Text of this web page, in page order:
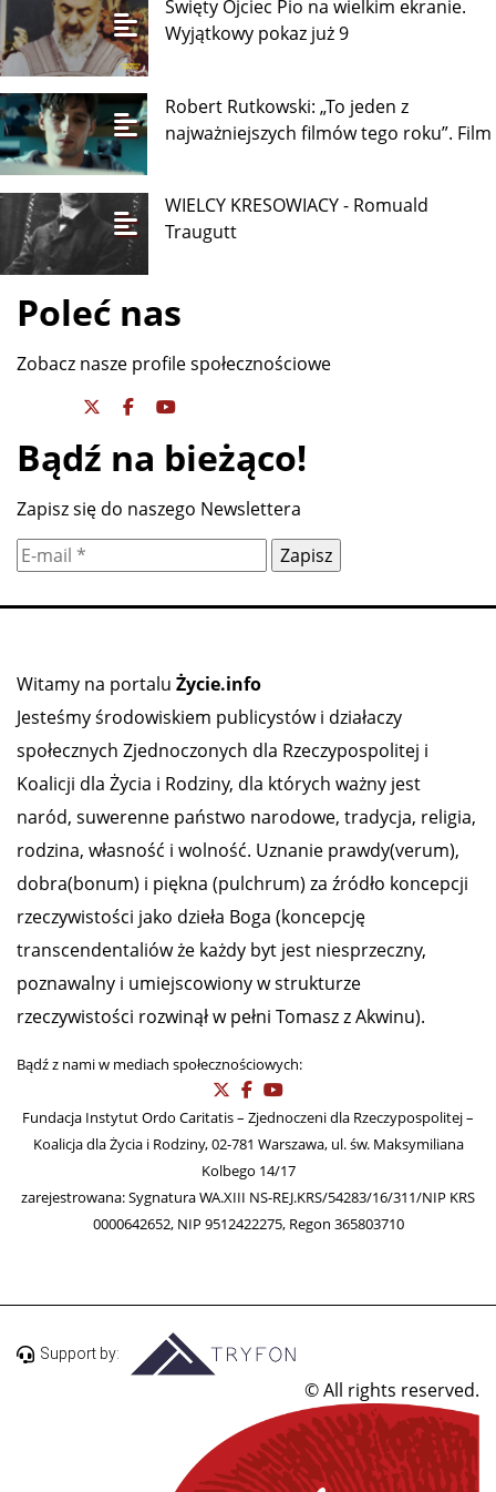
Święty Ojciec Pio na wielkim ekranie.
Wyjątkowy pokaz już 9
Robert Rutkowski: „To jeden z
najważniejszych filmów tego roku”. Film
WIELCY KRESOWIACY - Romuald
Traugutt
Poleć nas
Zobacz nasze profile społecznościowe
Bądź na bieżąco!
Zapisz się do naszego Newslettera
Witamy na portalu Życie.info
Jesteśmy środowiskiem publicystów i działaczy
społecznych Zjednoczonych dla Rzeczypospolitej i
Koalicji dla Życia i Rodziny, dla których ważny jest
naród, suwerenne państwo narodowe, tradycja, religia,
rodzina, własność i wolność. Uznanie prawdy(verum),
dobra(bonum) i piękna (pulchrum) za źródło koncepcji
rzeczywistości jako dzieła Boga (koncepcję
transcendentaliów że każdy byt jest niesprzeczny,
poznawalny i umiejscowiony w strukturze
rzeczywistości rozwinął w pełni Tomasz z Akwinu).
Bądź z nami w mediach społecznościowych:
Fundacja Instytut Ordo Caritatis – Zjednoczeni dla Rzeczypospolitej –
Koalicja dla Życia i Rodziny, 02-781 Warszawa, ul. św. Maksymiliana
Kolbego 14/17
zarejestrowana: Sygnatura WA.XIII NS-REJ.KRS/54283/16/311/NIP KRS
0000642652, NIP 9512422275, Regon 365803710
Support by:
© All rights reserved.